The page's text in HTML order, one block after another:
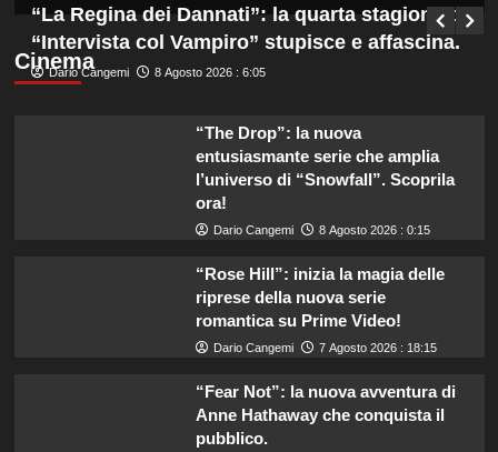
Cinema
“La Regina dei Dannati”: la quarta stagione di
“Intervista col Vampiro” stupisce e affascina.
Dario Cangemi 8 Agosto 2026 : 6:05
“The Drop”: la nuova
entusiasmante serie che amplia
l’universo di “Snowfall”. Scoprila
ora!
Dario Cangemi 8 Agosto 2026 : 0:15
“Rose Hill”: inizia la magia delle
riprese della nuova serie
romantica su Prime Video!
Dario Cangemi 7 Agosto 2026 : 18:15
“Fear Not”: la nuova avventura di
Anne Hathaway che conquista il
pubblico.